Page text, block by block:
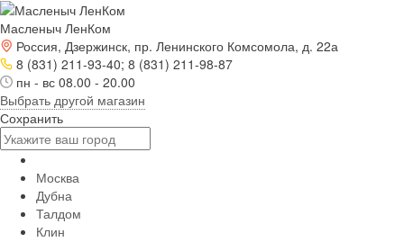
Масленыч ЛенКом
Россия, Дзержинск, пр. Ленинского Комсомола, д. 22а
8 (831) 211-93-40; 8 (831) 211-98-87
пн - вс 08.00 - 20.00
Выбрать другой магазин
Сохранить
Москва
Дубна
Талдом
Клин